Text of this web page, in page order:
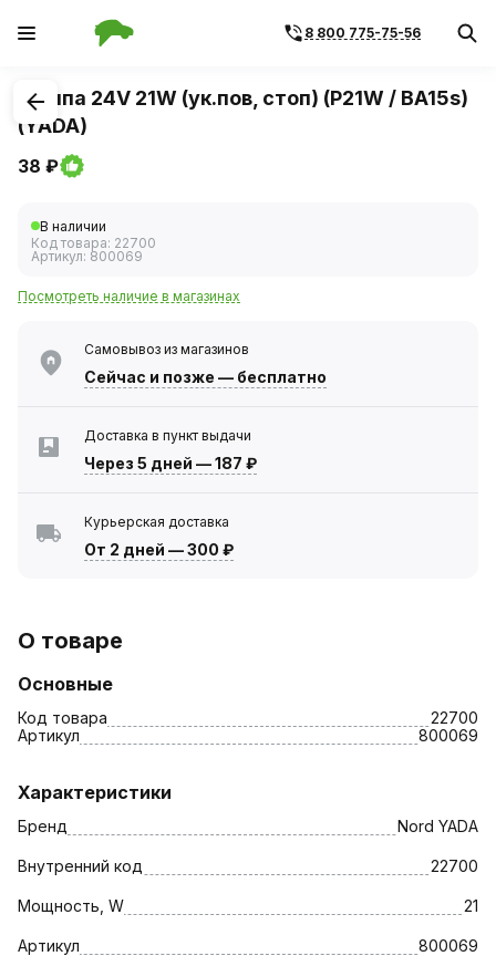
8 800 775-75-56
1/1
Лампа 24V 21W (ук.пов, стоп) (P21W / BA15s)
(YADA)
38 ₽
В наличии
Код товара: 22700
Артикул: 800069
Посмотреть наличие в магазинах
Самовывоз из магазинов
Сейчас и позже — бесплатно
Доставка в пункт выдачи
Через 5 дней —187 ₽
Курьерская доставка
От 2 дней —300 ₽
О товаре
Основные
Код товара
22700
Артикул
800069
Характеристики
Бренд Nord YADA
Внутренний код 22700
Мощность, W 21
Артикул 800069